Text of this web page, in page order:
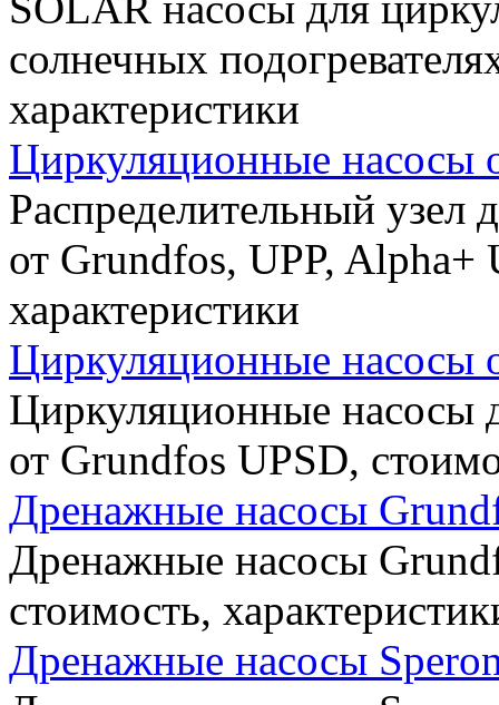
солнечных
характеристики
Циркуляционные насосы
Распределительный узел
от Grundfos, UPP, Alpha+
характеристики
Циркуляционные насосы
Циркуляционные насосы
от Grundfos UPSD,
Дренажные насосы
Дренажные насосы
стоимость,
Дренажные насосы